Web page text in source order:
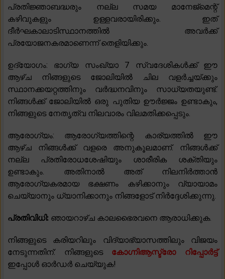
പ്രതിജ്ഞാബദ്ധരും നല്ല സമയ മാനേജ്‌മെന്റ്
കഴിവുകളും ഉള്ളവരായിരിക്കും. ഇത്
ദീർഘകാലാടിസ്ഥാനത്തിൽ അവർക്ക്
പ്രയോജനകരമാണെന്ന് തെളിയിക്കും.
ഉദ്യോഗം: ഭാഗ്യ സംഖ്യാ 7 സ്വദേശികൾക്ക് ഈ
ആഴ്ച നിങ്ങളുടെ ജോലിയിൽ ചില വളർച്ചയ്ക്കും
സ്ഥാനക്കയറ്റത്തിനും വർദ്ധനവിനും സാധ്യതയുണ്ട്.
നിങ്ങൾക്ക് ജോലിയിൽ ഒരു പുതിയ ഊർജ്ജം ഉണ്ടാകും,
നിങ്ങളുടെ നേതൃത്വ നിലവാരം വിലമതിക്കപ്പെടും.
ആരോഗ്യം: ആരോഗ്യത്തിന്റെ കാര്യത്തിൽ ഈ
ആഴ്ച നിങ്ങൾക്ക് വളരെ അനുകൂലമാണ്. നിങ്ങൾക്ക്
നല്ല പ്രതിരോധശേഷിയും ശാരീരിക ശക്തിയും
ഉണ്ടാകും. അതിനാൽ അത് നിലനിർത്താൻ
ആരോഗ്യകരമായ ഭക്ഷണം കഴിക്കാനും വ്യായാമം
ചെയ്യാനും ധ്യാനിക്കാനും നിങ്ങളോട് നിർദ്ദേശിക്കുന്നു.
പ്രതിവിധി: ഞായറാഴ്ച കാലഭൈരവനെ ആരാധിക്കുക.
നിങ്ങളുടെ കരിയറിലും വിദ്യാഭ്യാസത്തിലും വിജയം
നേടുന്നതിന്: നിങ്ങളുടെ കോഗ്നിആസ്ട്രോ റിപ്പോർട്ട്
ഇപ്പോൾ ഓർഡർ ചെയ്യുക!